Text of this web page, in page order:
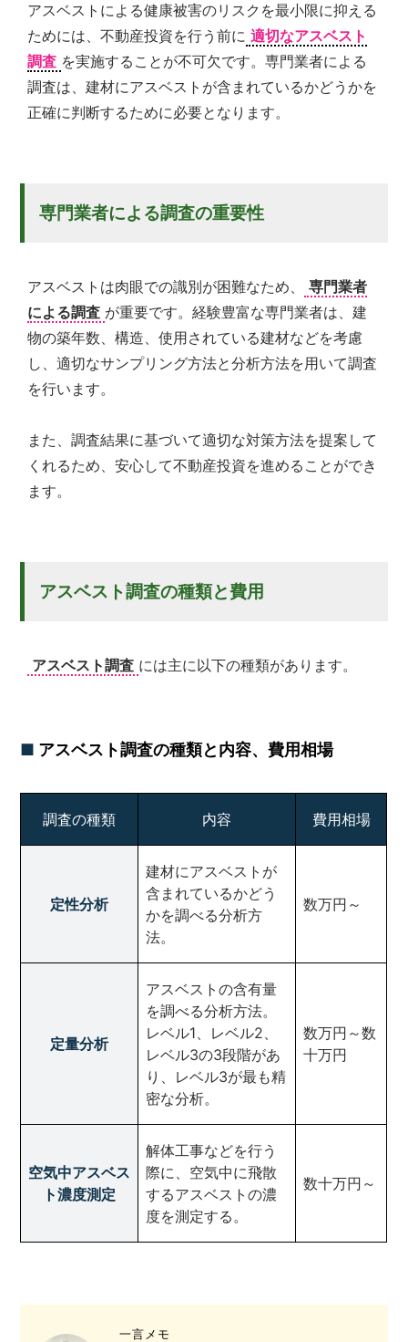
アスベストによる健康被害のリスクを最小限に抑える
ためには、不動産投資を行う前に 適切なアスベスト
調査 を実施することが不可欠です。専門業者による
調査は、建材にアスベストが含まれているかどうかを
正確に判断するために必要となります。
専門業者による調査の重要性
アスベストは肉眼での識別が困難なため、
専門業者
による調査 が重要です。経験豊富な専門業者は、建
物の築年数、構造、使用されている建材などを考慮
し、適切なサンプリング方法と分析方法を用いて調査
を行います。
また、調査結果に基づいて適切な対策方法を提案して
くれるため、安心して不動産投資を進めることができ
ます。
アスベスト調査の種類と費用
アスベスト調査 には主に以下の種類があります。
アスベスト調査の種類と内容、費用相場
調査の種類 内容 費用相場
定性分析
建材にアスベストが
含まれているかどう
かを調べる分析方
法。
数万円～
定量分析
アスベストの含有量
を調べる分析方法。
レベル1、レベル2、
レベル3の3段階があ
り、レベル3が最も精
密な分析。
数万円～数
十万円
空気中アスベス
ト濃度測定
解体工事などを行う
際に、空気中に飛散
するアスベストの濃
度を測定する。
数十万円～
一言メモ